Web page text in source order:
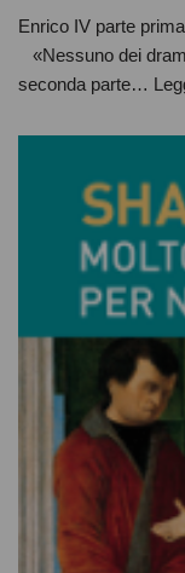
Enrico IV parte
«Nessuno dei
seconda parte…